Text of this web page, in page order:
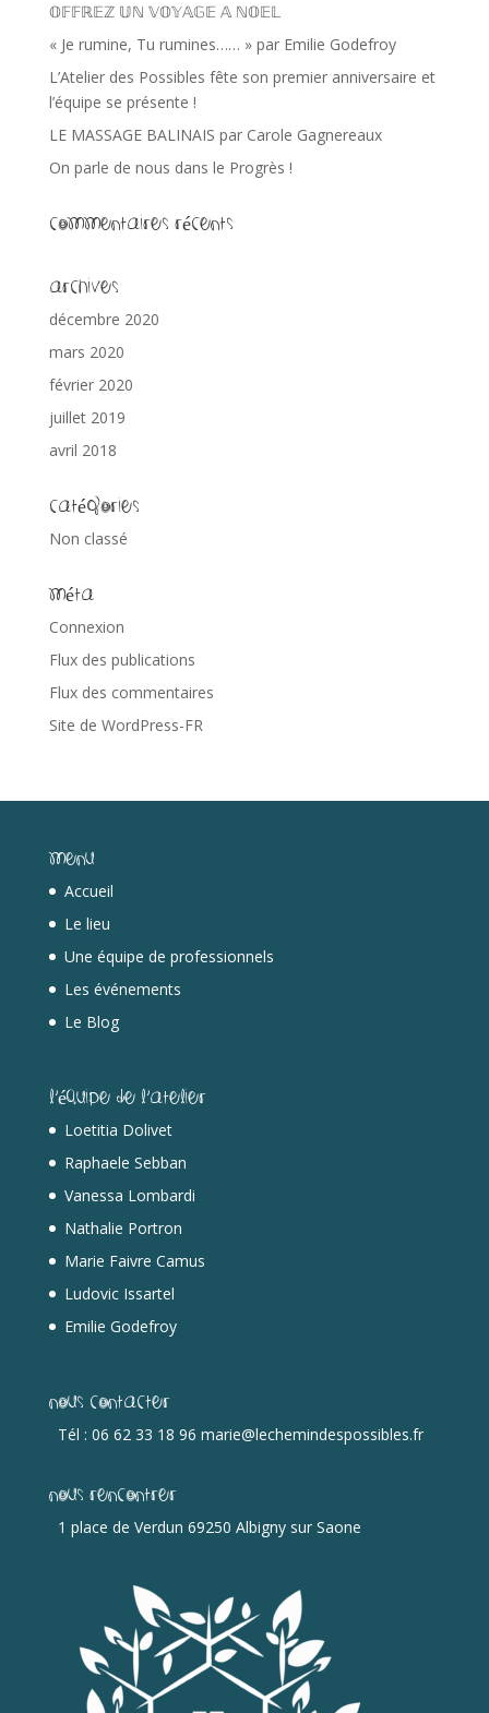
𝕆𝔽𝔽ℝ𝔼ℤ 𝕌ℕ 𝕍𝕆𝕐𝔸𝔾𝔼 𝔸 ℕ𝕆𝔼𝕃
« Je rumine, Tu rumines…… » par Emilie Godefroy
L’Atelier des Possibles fête son premier anniversaire et
l’équipe se présente !
LE MASSAGE BALINAIS par Carole Gagnereaux
On parle de nous dans le Progrès !
Commentaires récents
Archives
décembre 2020
mars 2020
février 2020
juillet 2019
avril 2018
Catégories
Non classé
Méta
Connexion
Flux des publications
Flux des commentaires
Site de WordPress-FR
Menu
Accueil
Le lieu
Une équipe de professionnels
Les événements
Le Blog
L’équipe de l’Atelier
Loetitia Dolivet
Raphaele Sebban
Vanessa Lombardi
Nathalie Portron
Marie Faivre Camus
Ludovic Issartel
Emilie Godefroy
Nous contacter
Tél : 06 62 33 18 96 marie@lechemindespossibles.fr
Nous rencontrer
1 place de Verdun 69250 Albigny sur Saone